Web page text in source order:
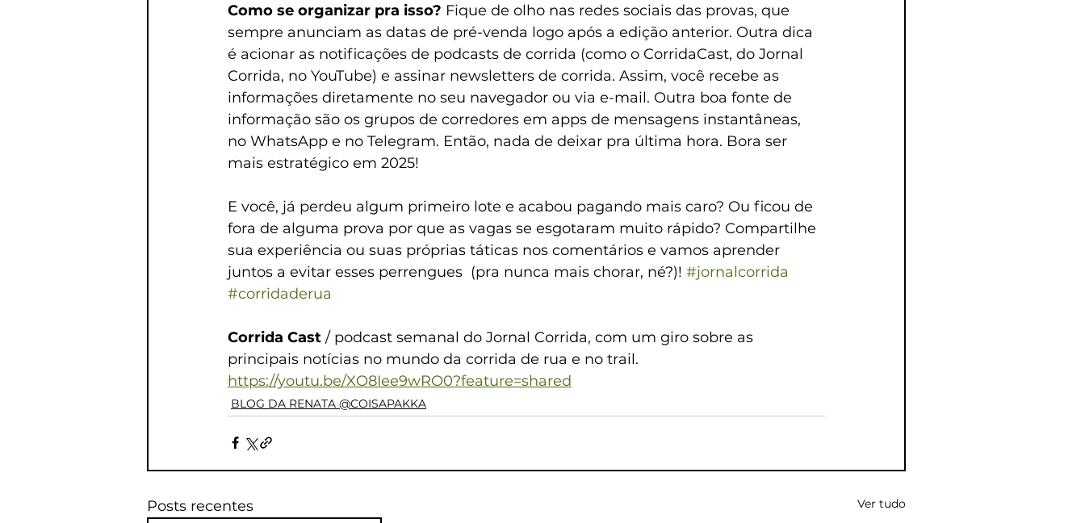
Como se organizar pra isso? Fique de olho nas redes sociais das provas, que
sempre anunciam as datas de pré-venda logo após a edição anterior. Outra dica
é acionar as notificações de podcasts de corrida (como o CorridaCast, do Jornal
Corrida, no YouTube) e assinar newsletters de corrida. Assim, você recebe as
informações diretamente no seu navegador ou via e-mail. Outra boa fonte de
informação são os grupos de corredores em apps de mensagens instantâneas,
no WhatsApp e no Telegram. Então, nada de deixar pra última hora. Bora ser
mais estratégico em 2025!
E você, já perdeu algum primeiro lote e acabou pagando mais caro? Ou ficou de
fora de alguma prova por que as vagas se esgotaram muito rápido? Compartilhe
sua experiência ou suas próprias táticas nos comentários e vamos aprender
juntos a evitar esses perrengues  (pra nunca mais chorar, né?)! #jornalcorrida
#corridaderua
Corrida Cast / podcast semanal do Jornal Corrida, com um giro sobre as
principais notícias no mundo da corrida de rua e no trail.
https://youtu.be/XO8Iee9wRO0?feature=shared
BLOG DA RENATA @COISAPAKKA
Posts recentes Ver tudo